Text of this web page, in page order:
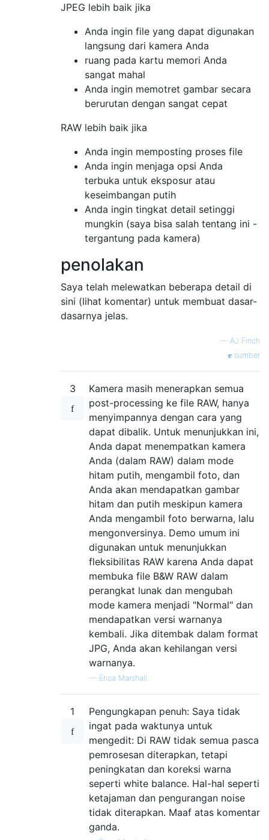
JPEG lebih baik jika
Anda ingin file yang dapat digunakan
langsung dari kamera Anda
ruang pada kartu memori Anda
sangat mahal
Anda ingin memotret gambar secara
berurutan dengan sangat cepat
RAW lebih baik jika
Anda ingin memposting proses file
Anda ingin menjaga opsi Anda
terbuka untuk eksposur atau
keseimbangan putih
Anda ingin tingkat detail setinggi
mungkin (saya bisa salah tentang ini -
tergantung pada kamera)
penolakan
Saya telah melewatkan beberapa detail di
sini (lihat komentar) untuk membuat dasar-
dasarnya jelas.
— AJ Finch
sumber
3
Kamera masih menerapkan semua
post-processing ke file RAW, hanya
menyimpannya dengan cara yang
dapat dibalik. Untuk menunjukkan ini,
Anda dapat menempatkan kamera
Anda (dalam RAW) dalam mode
hitam putih, mengambil foto, dan
Anda akan mendapatkan gambar
hitam dan putih meskipun kamera
Anda mengambil foto berwarna, lalu
mengonversinya. Demo umum ini
digunakan untuk menunjukkan
fleksibilitas RAW karena Anda dapat
membuka file B&W RAW dalam
perangkat lunak dan mengubah
mode kamera menjadi "Normal" dan
mendapatkan versi warnanya
kembali. Jika ditembak dalam format
JPG, Anda akan kehilangan versi
warnanya.
— Erica Marshall
1
Pengungkapan penuh: Saya tidak
ingat pada waktunya untuk
mengedit: Di RAW tidak semua pasca
pemrosesan diterapkan, tetapi
peningkatan dan koreksi warna
seperti white balance. Hal-hal seperti
ketajaman dan pengurangan noise
tidak diterapkan. Maaf atas komentar
ganda.